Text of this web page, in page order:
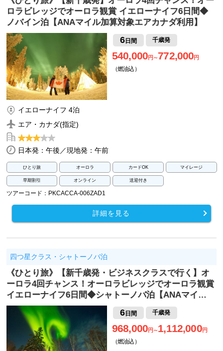
ロラビレッジでオーロラ観賞 イエローナイフ6日間◆
ノバイン泊【ANAマイル加算対象エアカナダ利用】
6日間 千歳発
540,000円～772,000円
（燃油込）
イエローナイフ 4泊
エア・カナダ(指定)
日本発：午後／現地発：午前
ひとり旅 オーロラ カードOK マイレージ
早期割引 オンライン 送迎付き
ツアーコード：PKCACCA-006ZAD1
詳細を見る
四つ星クラス・シャトーノバ泊
《ひとり旅》【新千歳発・ビジネスクラスで行く】オ
ーロラ4回チャンス！オーロラビレッジでオーロラ観賞
イエローナイフ6日間◆シャトーノバ泊【ANAマイ…
6日間 千歳発
968,000円～1,112,000円
（燃油込）